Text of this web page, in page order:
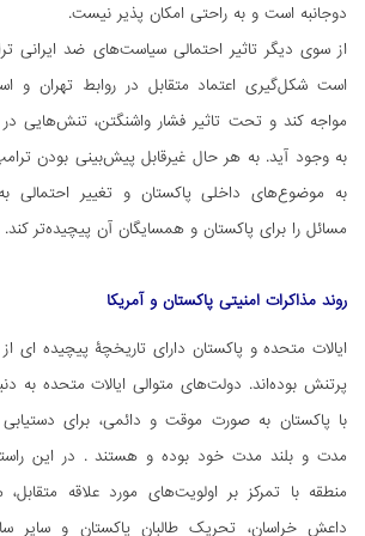
دوجانبه است و به راحتی امکان پذیر نیست.
از سوی دیگر تاثیر احتمالی سیاست‌های ضد ایرانی
است شکل‌گیری اعتماد متقابل در روابط تهران و
مواجه کند و تحت تاثیر فشار واشنگتن، تنش‌هایی در
به وجود آید. به هر حال غیرقابل پیش‌بینی بودن
به موضوع‌های داخلی پاکستان و تغییر احتمالی
مسائل را برای پاکستان و همسایگان آن پیچیده‌تر کند.
روند مذاکرات امنیتی پاکستان و آمریکا
ایالات متحده و پاکستان دارای تاریخچۀ پیچیده ای از
پرتنش بوده‌اند. دولت‌های متوالی ایالات متحده به
با پاکستان به صورت موقت و دائمی، برای دستیابی
مدت و بلند مدت خود بوده‌ و هستند . در این راستا
منطقه با تمرکز بر اولویت‌های مورد علاقه متقابل،
داعش خراسان، تحریک طالبان پاکستان و سایر